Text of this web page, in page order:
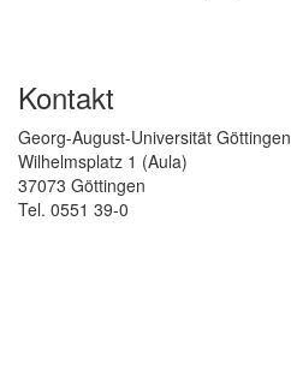
Kontakt
Georg-August-Universität Göttingen
Wilhelmsplatz 1 (Aula)
37073 Göttingen
Tel. 0551 39-0